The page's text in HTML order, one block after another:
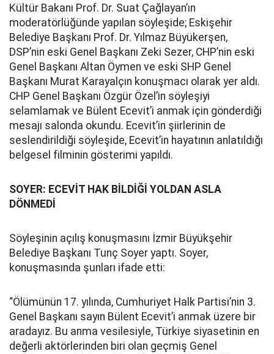
Kültür Bakanı Prof. Dr. Suat Çağlayan’ın
moderatörlüğünde yapılan söyleşide; Eskişehir
Belediye Başkanı Prof. Dr. Yılmaz Büyükerşen,
DSP’nin eski Genel Başkanı Zeki Sezer, CHP’nin eski
Genel Başkanı Altan Öymen ve eski SHP Genel
Başkanı Murat Karayalçın konuşmacı olarak yer aldı.
CHP Genel Başkanı Özgür Özel’in söyleşiyi
selamlamak ve Bülent Ecevit’i anmak için gönderdiği
mesajı salonda okundu. Ecevit’in şiirlerinin de
seslendirildiği söyleşide, Ecevit’in hayatının anlatıldığı
belgesel filminin gösterimi yapıldı.
SOYER: ECEVİT HAK BİLDİĞİ YOLDAN ASLA
DÖNMEDİ
Söyleşinin açılış konuşmasını İzmir Büyükşehir
Belediye Başkanı Tunç Soyer yaptı. Soyer,
konuşmasında şunları ifade etti:
“Ölümünün 17. yılında, Cumhuriyet Halk Partisi’nin 3.
Genel Başkanı sayın Bülent Ecevit’i anmak üzere bir
aradayız. Bu anma vesilesiyle, Türkiye siyasetinin en
değerli aktörlerinden biri olan geçmiş Genel